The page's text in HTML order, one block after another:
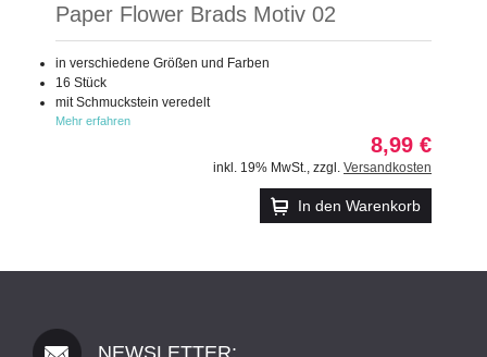
Paper Flower Brads Motiv 02
in verschiedene Größen und Farben
16 Stück
mit Schmuckstein veredelt
Mehr erfahren
8,99 €
inkl. 19% MwSt. zzgl. Versandkosten
In den Warenkorb
NEWSLETTER: